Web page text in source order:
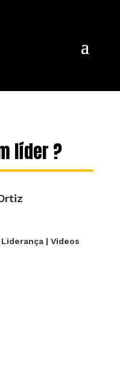
líder ?
| Videos